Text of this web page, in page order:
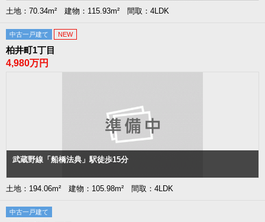
土地：70.34m² 建物：115.93m² 間取：4LDK
中古一戸建て NEW
柏井町1丁目
4,980万円
武蔵野線「船橋法典」駅徒歩15分
土地：194.06m² 建物：105.98m² 間取：4LDK
中古一戸建て